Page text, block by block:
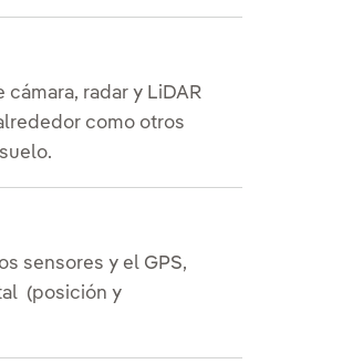
radar y LiDAR
como otros
sensores y el GPS,
(posición y